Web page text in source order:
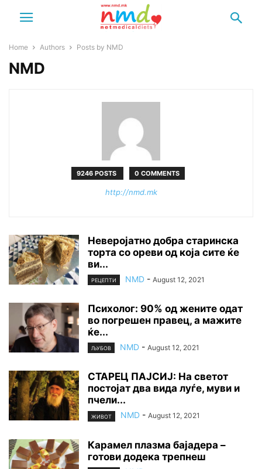
Home Authors Posts by NMD
NMD
9246 POSTS 0 COMMENTS
http://nmd.mk
Неверојатно добра старинска
торта со ореви од која сите ќе
ви...
РЕЦЕПТИ NMD - August 12, 2021
Психолог: 90% од жените одат
во погрешен правец, а мажите
ќе...
ЉУБОВ NMD - August 12, 2021
СТАРЕЦ ПАЈСИЈ: На светот
постојат два вида луѓе, муви и
пчели...
ЖИВОТ NMD - August 12, 2021
Карамел плазма бајадера –
готови додека трепнеш